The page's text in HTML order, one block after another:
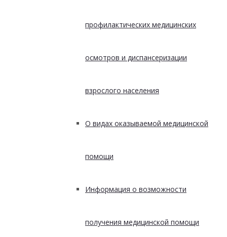
профилактических медицинских
осмотров и диспансеризации
взрослого населения
О видах оказываемой медицинской
помощи
Информация о возможности
получения медицинской помощи